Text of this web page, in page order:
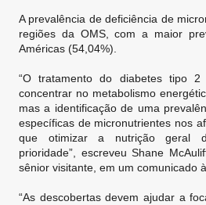
A prevalência de deficiência de
regiões da OMS, com a maior
Américas (54,04%).
“O tratamento do diabetes tipo
concentrar no metabolismo
mas a identificação de uma
específicas de micronutrientes nos
que otimizar a nutrição geral
prioridade”, escreveu Shane
sênior visitante, em um comunicado
“As descobertas devem ajudar a